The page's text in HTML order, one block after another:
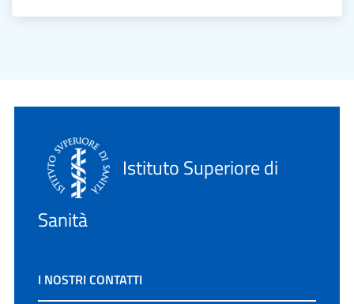
Istituto Superiore di
Sanità
I NOSTRI CONTATTI